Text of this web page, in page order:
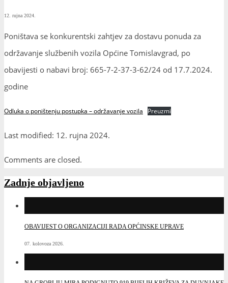
12. rujna 2024.
Poništava se konkurentski zahtjev za dostavu ponuda za
održavanje službenih vozila Općine Tomislavgrad, po
obavijesti o nabavi broj: 665-7-2-37-3-62/24 od 17.7.2024.
godine
Odluka o poništenju postupka – održavanje vozila Preuzmi
Last modified: 12. rujna 2024.
Comments are closed.
Zadnje objavljeno
OBAVIJEST O ORGANIZACIJI RADA OPĆINSKE UPRAVE
07. kolovoza 2026.